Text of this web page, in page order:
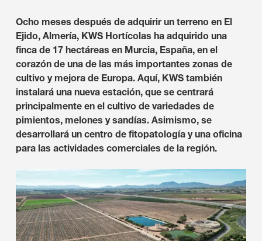
Ocho meses después de adquirir un terreno en El
Ejido, Almería, KWS Hortícolas ha adquirido una
finca de 17 hectáreas en Murcia, España, en el
corazón de una de las más importantes zonas de
cultivo y mejora de Europa. Aquí, KWS también
instalará una nueva estación, que se centrará
principalmente en el cultivo de variedades de
pimientos, melones y sandías. Asimismo, se
desarrollará un centro de fitopatología y una oficina
para las actividades comerciales de la región.